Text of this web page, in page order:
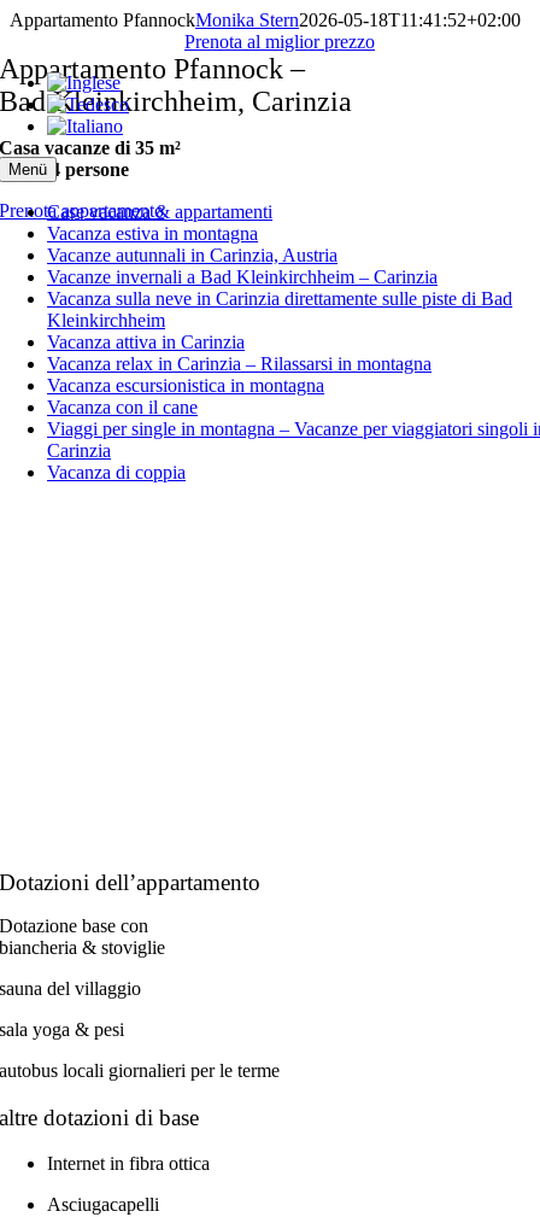
Skip
content
Prenota al miglior prezzo
Menü
Case vacanza & appartamenti
Vacanza estiva in montagna
Vacanze autunnali in Carinzia, Austria
Vacanze invernali a Bad Kleinkirchheim – Carinzia
Vacanza sulla neve in Carinzia direttamente sulle piste di Bad
Kleinkirchheim
Vacanza attiva in Carinzia
Vacanza relax in Carinzia – Rilassarsi in montagna
Vacanza escursionistica in montagna
Vacanza con il cane
Viaggi per single in montagna – Vacanze per viaggiatori singoli
Carinzia
Vacanza di coppia
Appartamento PfannockMonika Stern2026-05-18T11:41:52+02:00
Appartamento Pfannock –
Bad Kleinkirchheim, Carinzia
Casa vacanze di 35 m²
per 1–4 persone
Prenota appartamento
Dotazioni dell’appartamento
Dotazione base con
biancheria & stoviglie
sauna del villaggio
sala yoga & pesi
autobus locali giornalieri per le terme
altre dotazioni di base
Internet in fibra ottica
Asciugacapelli